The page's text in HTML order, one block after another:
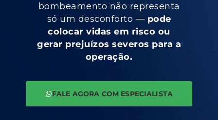
bombeamento não representa
só um desconforto — pode
colocar vidas em risco ou
gerar prejuízos severos para a
operação.
FALE AGORA COM ESPECIALISTA